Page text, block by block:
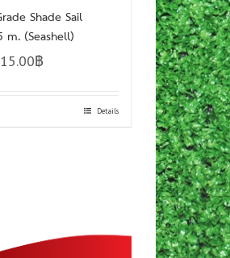
Shade Sail
m. (Seashell)
฿
Details